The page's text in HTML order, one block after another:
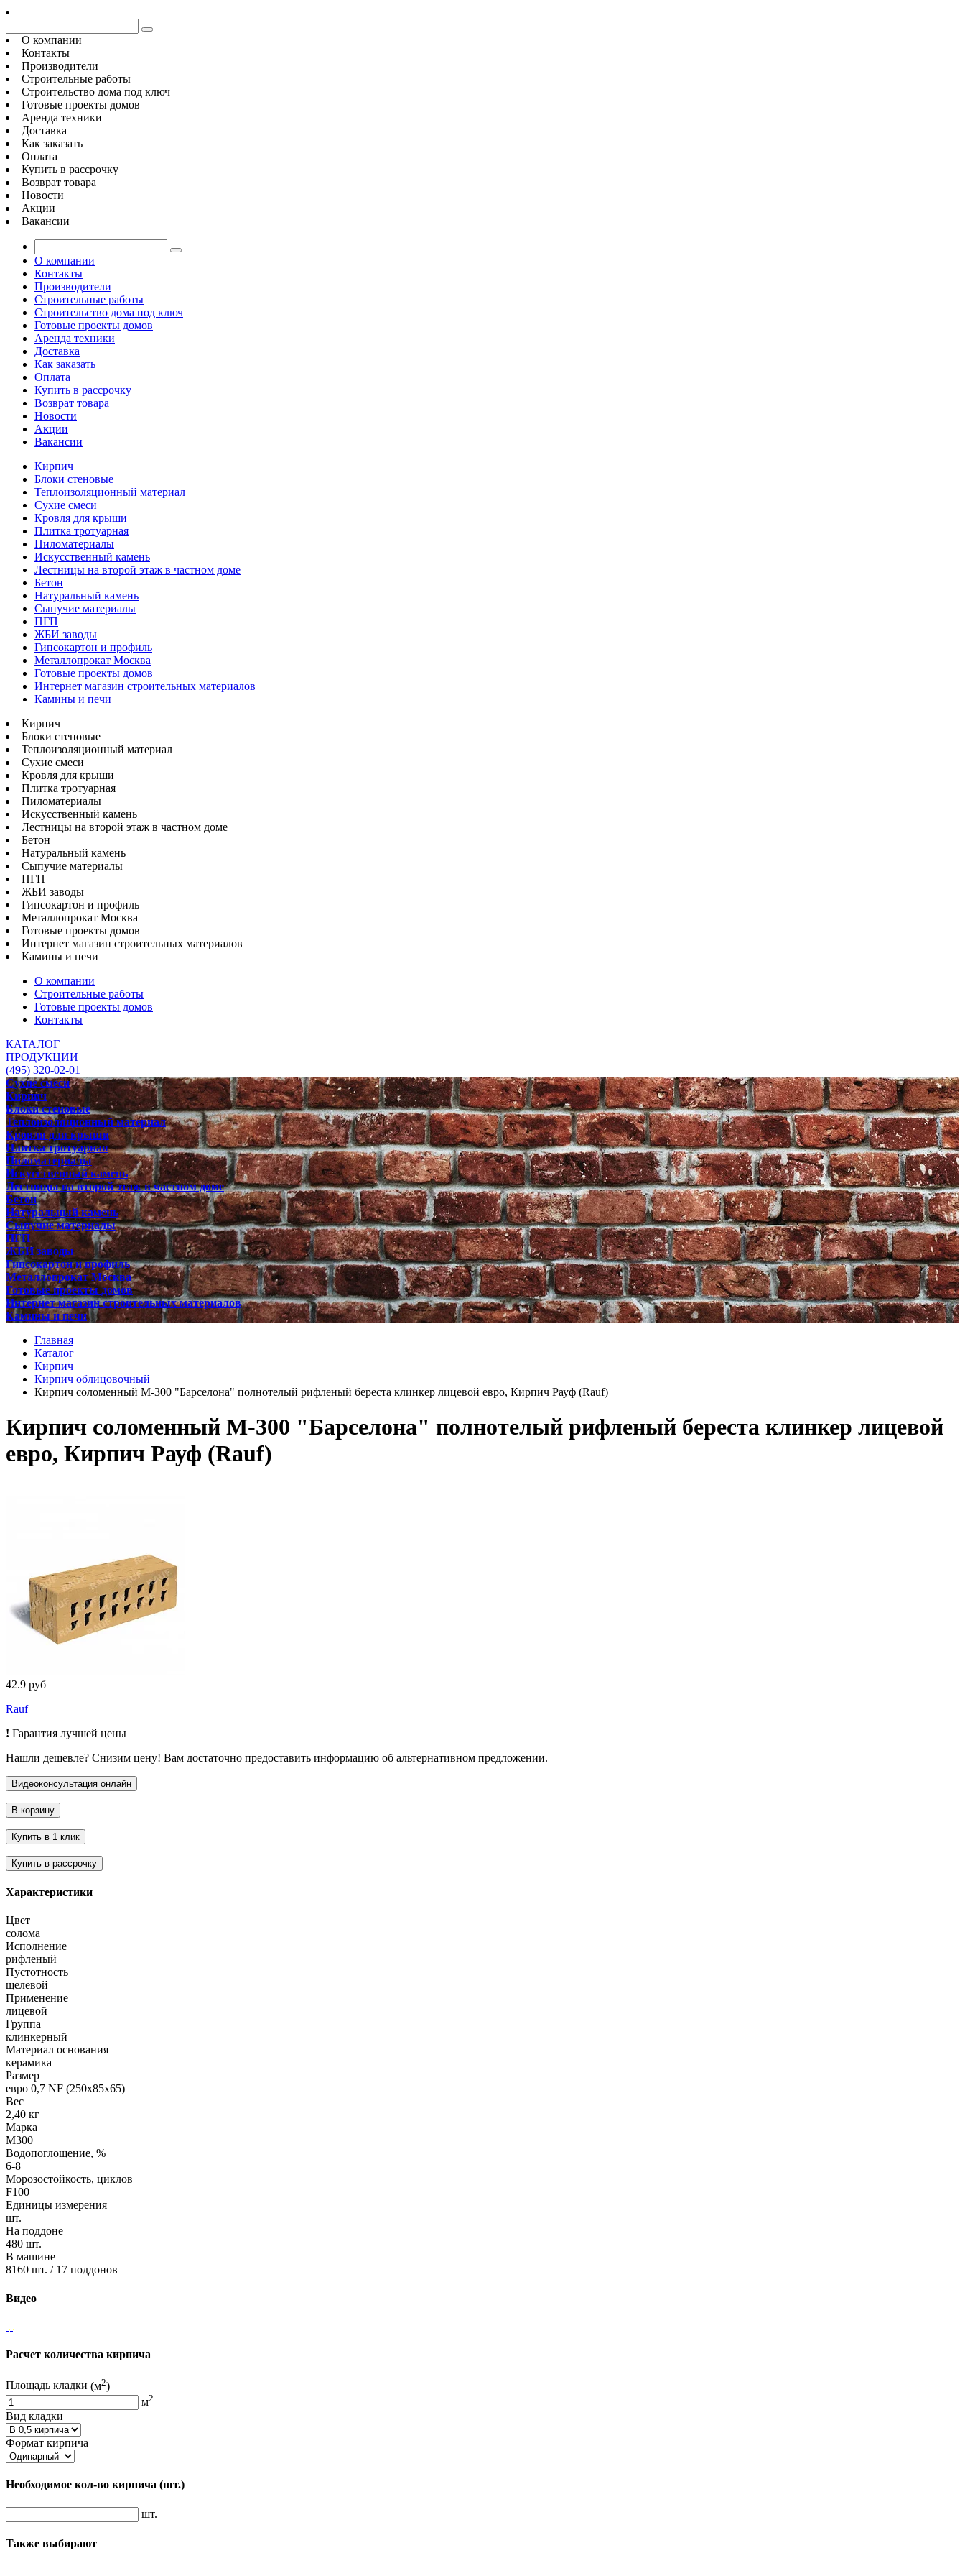
О компании
Контакты
Производители
Строительные работы
Строительство дома под ключ
Готовые проекты домов
Аренда техники
Доставка
Как заказать
Оплата
Купить в рассрочку
Возврат товара
Новости
Акции
Вакансии
О компании
Контакты
Производители
Строительные работы
Строительство дома под ключ
Готовые проекты домов
Аренда техники
Доставка
Как заказать
Оплата
Купить в рассрочку
Возврат товара
Новости
Акции
Вакансии
Кирпич
Блоки стеновые
Теплоизоляционный материал
Сухие смеси
Кровля для крыши
Плитка тротуарная
Пиломатериалы
Искусственный камень
Лестницы на второй этаж в частном доме
Бетон
Натуральный камень
Сыпучие материалы
ПГП
ЖБИ заводы
Гипсокартон и профиль
Металлопрокат Москва
Готовые проекты домов
Интернет магазин строительных материалов
Камины и печи
Кирпич
Блоки стеновые
Теплоизоляционный материал
Сухие смеси
Кровля для крыши
Плитка тротуарная
Пиломатериалы
Искусственный камень
Лестницы на второй этаж в частном доме
Бетон
Натуральный камень
Сыпучие материалы
ПГП
ЖБИ заводы
Гипсокартон и профиль
Металлопрокат Москва
Готовые проекты домов
Интернет магазин строительных материалов
Камины и печи
О компании
Строительные работы
Готовые проекты домов
Контакты
КАТАЛОГ
ПРОДУКЦИИ
(495) 320-02-01
Сухие смеси
Кирпич
Блоки стеновые
Теплоизоляционный материал
Кровля для крыши
Плитка тротуарная
Пиломатериалы
Искусственный камень
Лестницы на второй этаж в частном доме
Бетон
Натуральный камень
Сыпучие материалы
ПГП
ЖБИ заводы
Гипсокартон и профиль
Металлопрокат Москва
Готовые проекты домов
Интернет магазин строительных материалов
Камины и печи
Главная
Каталог
Кирпич
Кирпич облицовочный
Кирпич соломенный М-300 "Барселона" полнотелый рифленый береста клинкер лицевой евро, Кирпич Рауф (Rauf)
Кирпич соломенный М-300 "Барселона" полнотелый рифленый береста клинкер лицевой
евро, Кирпич Рауф (Rauf)
42.9 руб
Rauf
! Гарантия лучшей цены
Нашли дешевле? Снизим цену! Вам достаточно предоставить информацию об альтернативном предложении.
Характеристики
Цвет
солома
Исполнение
рифленый
Пустотность
щелевой
Применение
лицевой
Группа
клинкерный
Материал основания
керамика
Размер
евро 0,7 NF (250х85х65)
Вес
2,40 кг
Марка
М300
Водопоглощение, %
6-8
Морозостойкость, циклов
F100
Единицы измерения
шт.
На поддоне
480 шт.
В машине
8160 шт. / 17 поддонов
Видео
Расчет количества кирпича
Площадь кладки (м2)
м2
Вид кладки
Формат кирпича
Необходимое кол-во кирпича (шт.)
шт.
Также выбирают